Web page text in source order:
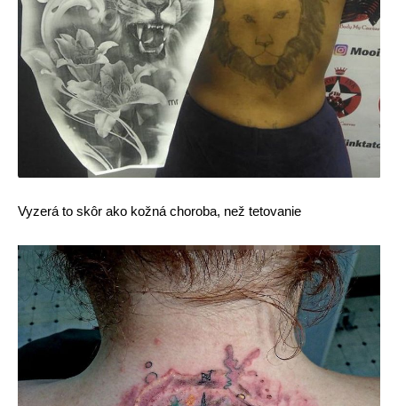
Vyzerá to skôr ako kožná choroba, než tetovanie